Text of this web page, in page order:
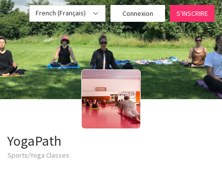
French (Français) Connexion S'INSCRIRE
YogaPath
Sports/Yoga Classes